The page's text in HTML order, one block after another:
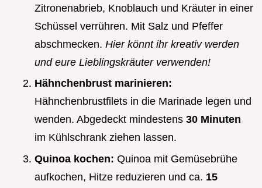
Zitronenabrieb, Knoblauch und Kräuter in einer
Schüssel verrühren. Mit Salz und Pfeffer
abschmecken. Hier könnt ihr kreativ werden
und eure Lieblingskräuter verwenden!
Hähnchenbrust marinieren:
Hähnchenbrustfilets in die Marinade legen und
wenden. Abgedeckt mindestens 30 Minuten
im Kühlschrank ziehen lassen.
Quinoa kochen: Quinoa mit Gemüsebrühe
aufkochen, Hitze reduzieren und ca. 15